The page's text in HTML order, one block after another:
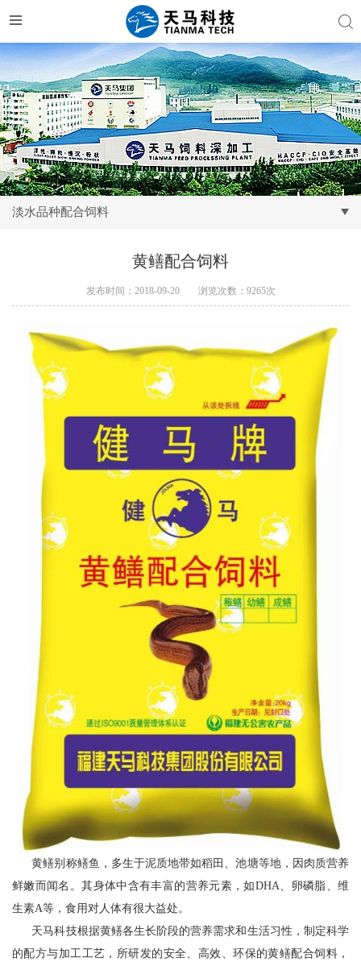
淡水品种配合饲料
黄鳝配合饲料
发布时间：2018-09-20 浏览次数：9265次
黄鳝别称鳝鱼，多生于泥质地带如稻田、池塘等地，因肉质营养
鲜嫩而闻名。其身体中含有丰富的营养元素，如DHA、卵磷脂、维
生素A等，食用对人体有很大益处。
天马科技根据黄鳝各生长阶段的营养需求和生活习性，制定科学
的配方与加工工艺，所研发的安全、高效、环保的黄鳝配合饲料，